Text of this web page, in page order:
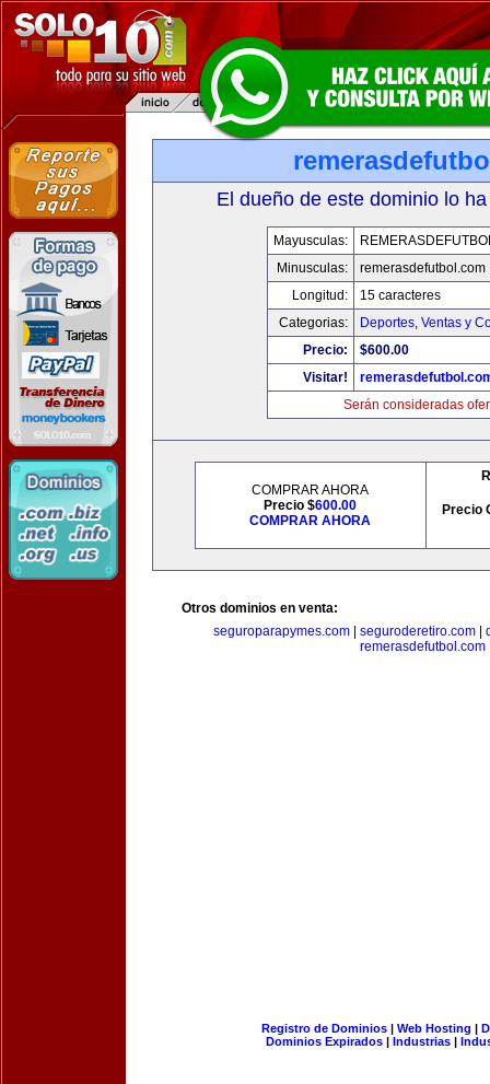
El dueño de este dominio lo
Mayusculas:
Minusculas:
remerasdefutbol.com
Longitud:
15 caracteres
Categorias:
Deportes, Ventas y
Precio:
$600.00
Visitar!
Serán consideradas
COMPRAR AHORA
Precio $600.00
COMPRAR AHORA
Precio
Otros dominios en venta:
seguroparapymes.com| seguroderetiro.com|
remerasdefutbol.com
Registro de Dominios| Web Hosting |
Dominios Expirados | Industrias |